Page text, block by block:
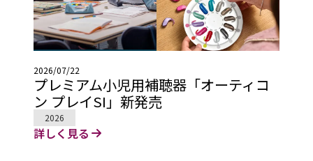
2026/07/22
プレミアム小児用補聴器「オーティコ
ン プレイSI」新発売
2026
詳しく見る